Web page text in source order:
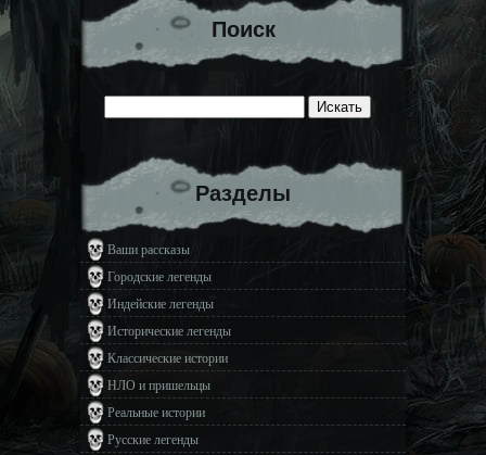
Поиск
Разделы
Ваши рассказы
Городские легенды
Индейские легенды
Исторические легенды
Классические истории
НЛО и пришельцы
Реальные истории
Русские легенды